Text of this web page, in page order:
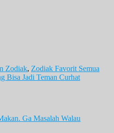
Zodiak, Zodiak Favorit Semua
Bisa Jadi Teman Curhat